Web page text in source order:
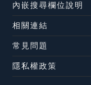
內嵌搜尋欄位說明
相關連結
常見問題
隱私權政策